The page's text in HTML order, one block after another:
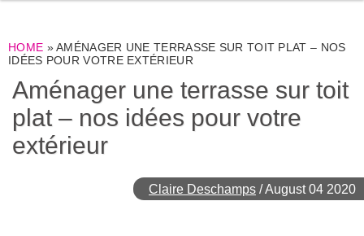
HOME »AMÉNAGER UNE TERRASSE SUR TOIT PLAT – NOS
IDÉES POUR VOTRE EXTÉRIEUR
Aménager une terrasse sur toit
plat – nos idées pour votre
extérieur
Claire Deschamps /August 04 2020